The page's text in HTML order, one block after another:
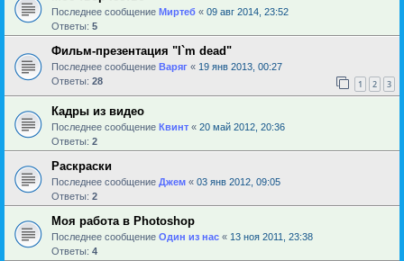
Последнее сообщение Миртеб « 09 авг 2014, 23:52
Ответы: 5
Фильм-презентация "I`m dead"
Последнее сообщение Варяг « 19 янв 2013, 00:27
Ответы: 28 1 2 3
Кадры из видео
Последнее сообщение Квинт « 20 май 2012, 20:36
Ответы: 2
Раскраски
Последнее сообщение Джем « 03 янв 2012, 09:05
Ответы: 2
Моя работа в Photoshop
Последнее сообщение Один из нас « 13 ноя 2011, 23:38
Ответы: 4